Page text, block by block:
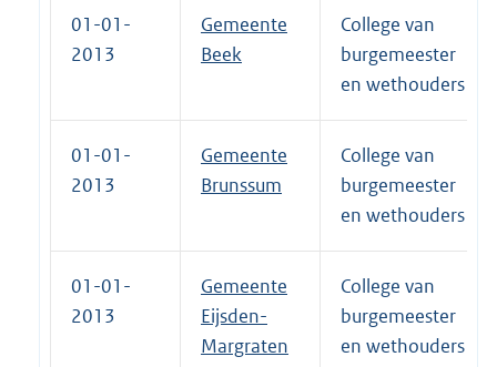
01-01-
2013
Gemeente
Beek
College van
burgemeester
en wethouders
01-01-
2013
Gemeente
Brunssum
College van
burgemeester
en wethouders
01-01-
2013
Gemeente
Eijsden-
Margraten
College van
burgemeester
en wethouders